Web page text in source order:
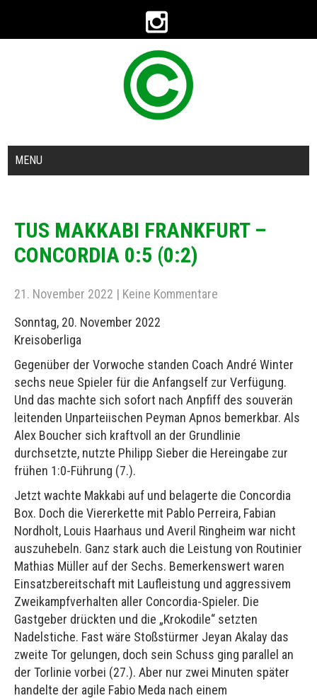
MENU
TUS MAKKABI FRANKFURT –
CONCORDIA 0:5 (0:2)
21. November 2022 | Keine Kommentare
Sonntag, 20. November 2022
Kreisoberliga
Gegenüber der Vorwoche standen Coach André Winter
sechs neue Spieler für die Anfangself zur Verfügung.
Und das machte sich sofort nach Anpfiff des souverän
leitenden Unparteiischen Peyman Apnos bemerkbar. Als
Alex Boucher sich kraftvoll an der Grundlinie
durchsetzte, nutzte Philipp Sieber die Hereingabe zur
frühen 1:0-Führung (7.).
Jetzt wachte Makkabi auf und belagerte die Concordia
Box. Doch die Viererkette mit Pablo Perreira, Fabian
Nordholt, Louis Haarhaus und Averil Ringheim war nicht
auszuhebeln. Ganz stark auch die Leistung von Routinier
Mathias Müller auf der Sechs. Bemerkenswert waren
Einsatzbereitschaft mit Laufleistung und aggressivem
Zweikampfverhalten aller Concordia-Spieler. Die
Gastgeber drückten und die „Krokodile“ setzten
Nadelstiche. Fast wäre Stoßstürmer Jeyan Akalay das
zweite Tor gelungen, doch sein Schuss ging parallel an
der Torlinie vorbei (27.). Aber nur zwei Minuten später
handelte der agile Fabio Meda nach einem